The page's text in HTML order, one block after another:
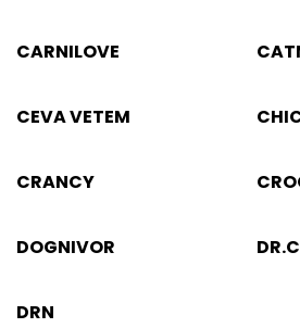
CARNILOVE
CEVA VETEM
CRANCY
DOGNIVOR
DRN